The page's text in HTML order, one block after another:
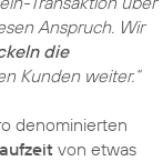
Anspruch. Wir
die
Kunden weiter.“
denominierten
von etwas